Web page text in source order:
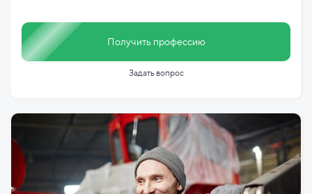
Получить профессию
Задать вопрос